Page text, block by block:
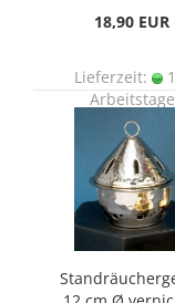
18,90 EUR
Lieferzeit:
Arbeitstage